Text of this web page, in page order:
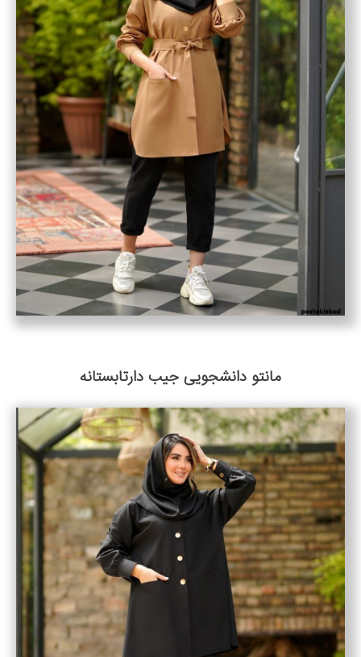
مانتو دانشجویی جیب دارتابستانه